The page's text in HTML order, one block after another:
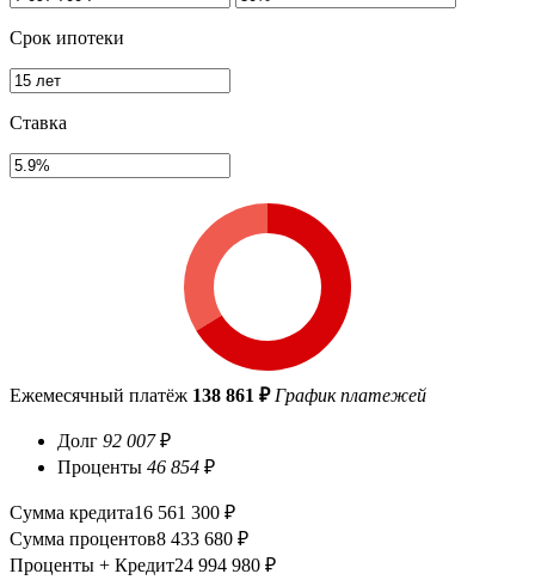
Срок ипотеки
Ставка
Ежемесячный платёж 138 861 ₽ График платежей
Долг 92 007₽
Проценты 46 854 ₽
Сумма кредита16 561 300 ₽
Сумма процентов8 433 680 ₽
Проценты + Кредит24 994 980 ₽